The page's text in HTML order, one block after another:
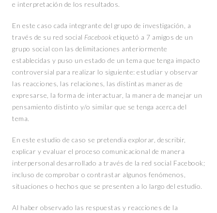
e interpretación de los resultados.
En este caso cada integrante del grupo de investigación, a
través de su red social Facebook etiquetó a 7 amigos de un
grupo social con las delimitaciones anteriormente
establecidas y puso un estado de un tema que tenga impacto
controversial para realizar lo siguiente: estudiar y observar
las reacciones, las relaciones, las distintas maneras de
expresarse, la forma de interactuar, la manera de manejar un
pensamiento distinto y/o similar que se tenga acerca del
tema.
En este estudio de caso se pretendía explorar, describir,
explicar y evaluar el proceso comunicacional de manera
interpersonal desarrollado a través de la red social Facebook;
incluso de comprobar o contrastar algunos fenómenos,
situaciones o hechos que se presenten a lo largo del estudio.
Al haber observado las respuestas y reacciones de la